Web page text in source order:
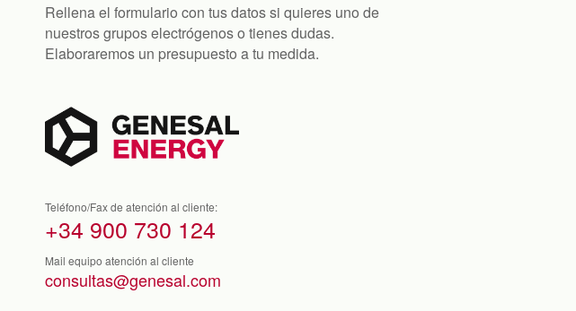
Rellena el formulario con tus datos si quieres uno de
nuestros grupos electrógenos o tienes dudas.
Elaboraremos un presupuesto a tu medida.
Teléfono/Fax de atención al cliente:
+34 900 730 124
Mail equipo atención al cliente
consultas@genesal.com